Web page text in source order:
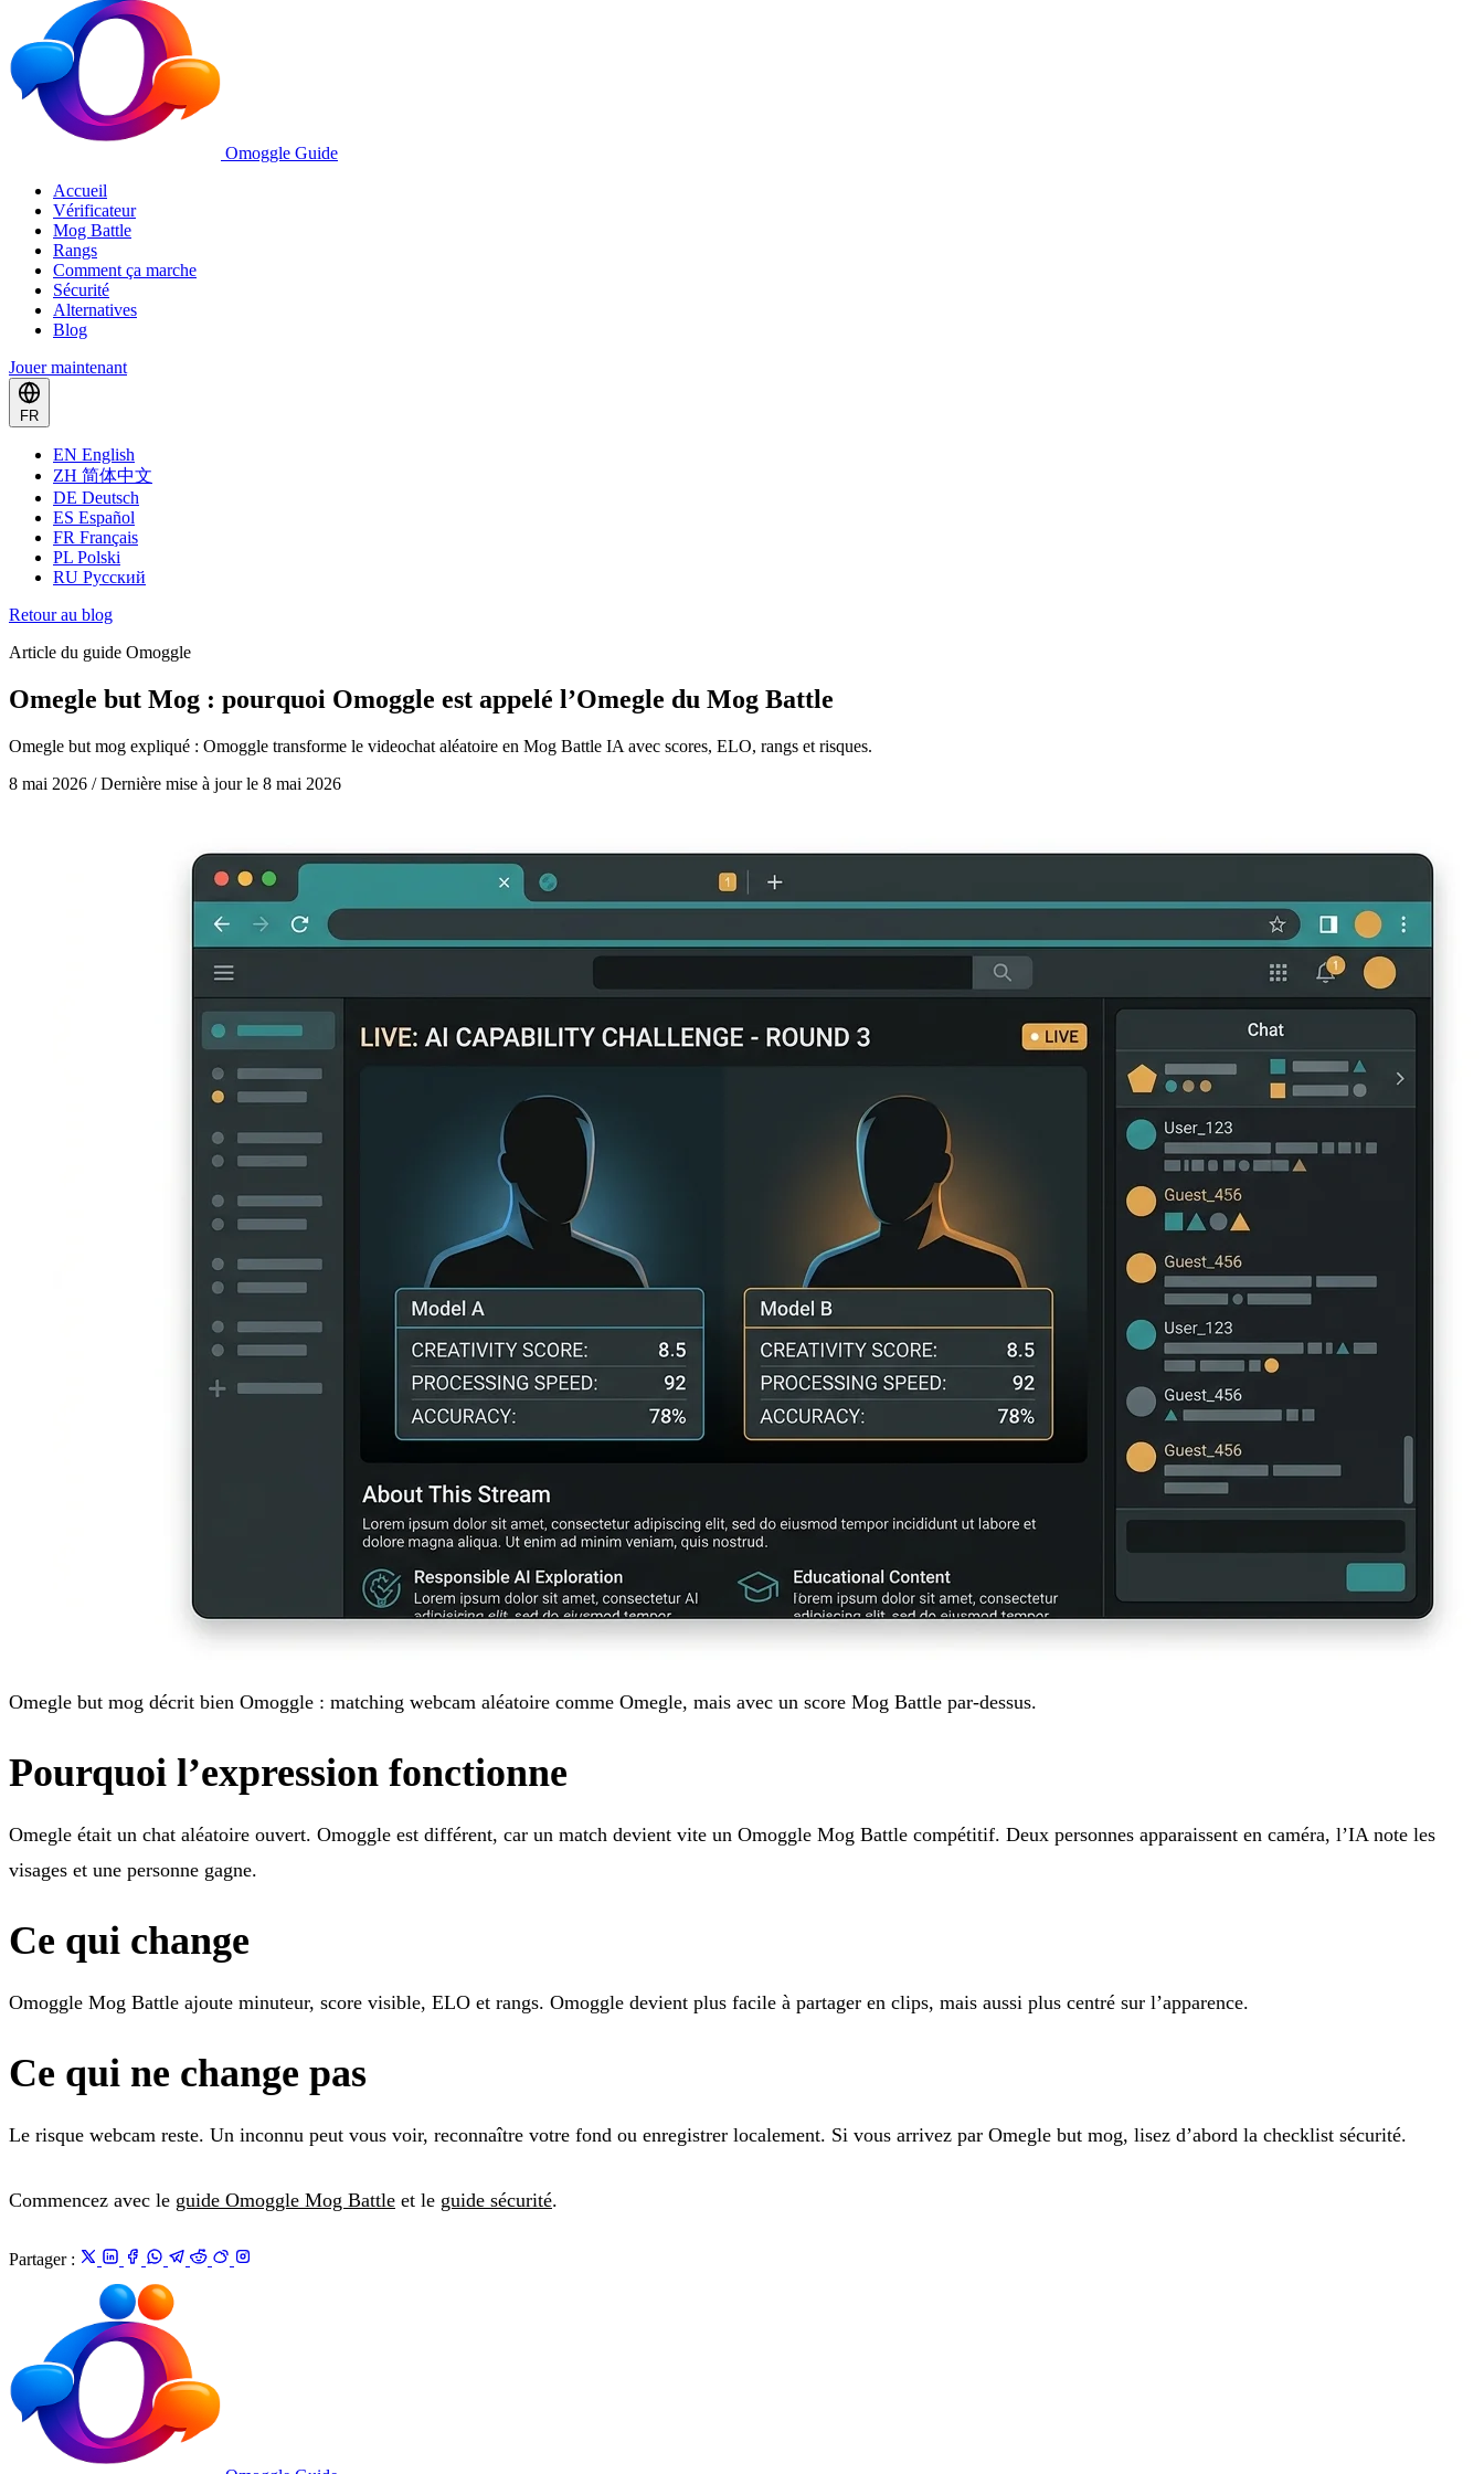
Omoggle Guide
Accueil
Vérificateur
Mog Battle
Rangs
Comment ça marche
Sécurité
Alternatives
Blog
Jouer maintenant
FR
EN English
ZH 简体中文
DE Deutsch
ES Español
FR Français
PL Polski
RU Русский
Retour au blog
Article du guide Omoggle
Omegle but Mog : pourquoi Omoggle est appelé l’Omegle du Mog Battle
Omegle but mog expliqué : Omoggle transforme le videochat aléatoire en Mog Battle IA avec scores, ELO, rangs et risques.
8 mai 2026 / Dernière mise à jour le 8 mai 2026
Omegle but mog décrit bien Omoggle : matching webcam aléatoire comme Omegle, mais avec un score Mog Battle par-dessus.
Pourquoi l’expression fonctionne
Omegle était un chat aléatoire ouvert. Omoggle est différent, car un match devient vite un Omoggle Mog Battle compétitif. Deux personnes apparaissent en caméra, l’IA note les
visages et une personne gagne.
Ce qui change
Omoggle Mog Battle ajoute minuteur, score visible, ELO et rangs. Omoggle devient plus facile à partager en clips, mais aussi plus centré sur l’apparence.
Ce qui ne change pas
Le risque webcam reste. Un inconnu peut vous voir, reconnaître votre fond ou enregistrer localement. Si vous arrivez par Omegle but mog, lisez d’abord la checklist sécurité.
Commencez avec le guide Omoggle Mog Battle et le guide sécurité.
Partager :